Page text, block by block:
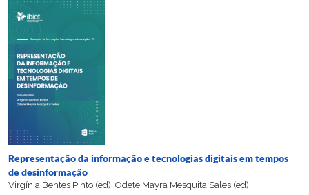
Representação da informação e tecnologias digitais em tempos
de desinformação
Virgínia Bentes Pinto (ed), Odete Mayra Mesquita Sales (ed)